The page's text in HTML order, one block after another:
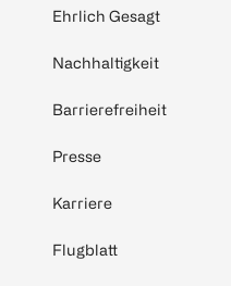
Ehrlich Gesagt
Nachhaltigkeit
Barrierefreiheit
Presse
Karriere
Flugblatt